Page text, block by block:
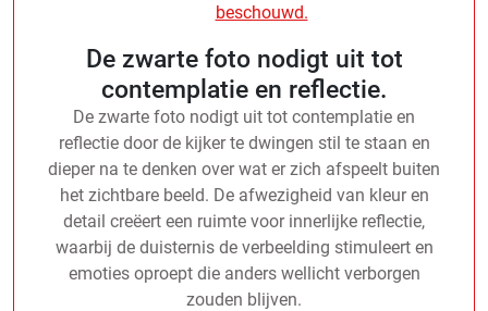
beschouwd.
De zwarte foto nodigt uit tot
contemplatie en reflectie.
De zwarte foto nodigt uit tot contemplatie en
reflectie door de kijker te dwingen stil te staan en
dieper na te denken over wat er zich afspeelt buiten
het zichtbare beeld. De afwezigheid van kleur en
detail creëert een ruimte voor innerlijke reflectie,
waarbij de duisternis de verbeelding stimuleert en
emoties oproept die anders wellicht verborgen
zouden blijven.